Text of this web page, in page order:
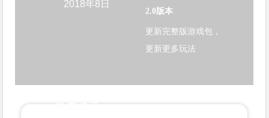
2018年8日
2.0版本
更新完整版游戏包，
更新更多玩法